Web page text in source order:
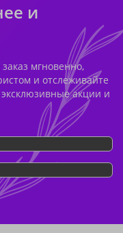
и
мгновенно,
и отслеживайте
акции и